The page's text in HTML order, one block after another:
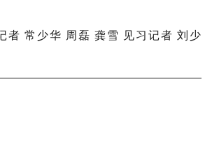
者 常少华 周磊 龚雪 见习记者 刘少